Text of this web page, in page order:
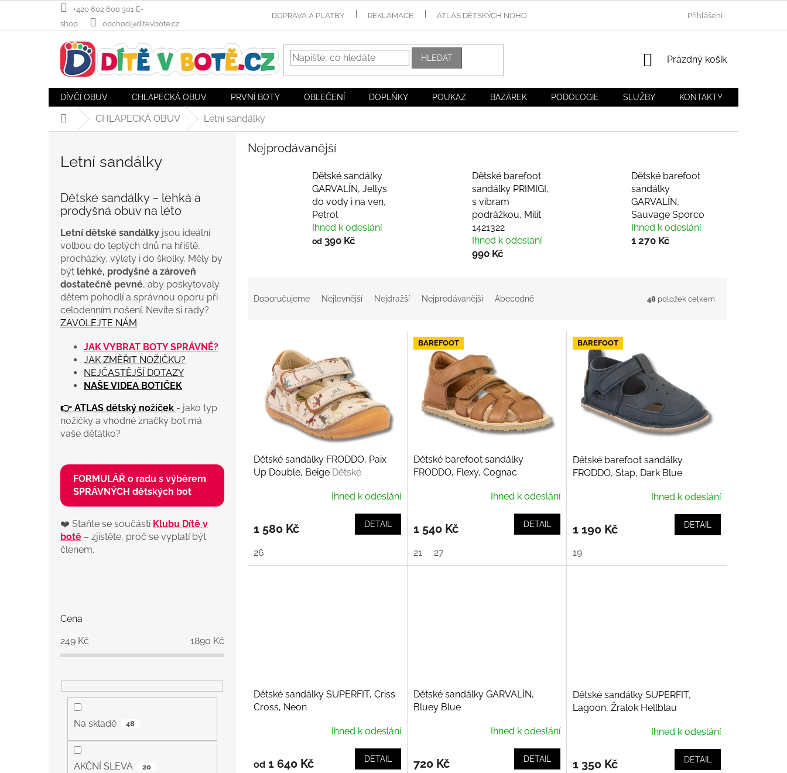
obsah
+420 602 600 301 E-
shop
obchod@ditevbote.cz
DOPRAVA A PLATBY REKLAMACE ATLAS DĚTSKÝCH NOHOU NEJČASTĚJŠÍ DOTAZY (FAQ)
Přihlášení
HLEDAT
NÁKUPNÍ
Prázdný košík
DÍVČÍ OBUV CHLAPECKÁ OBUV PRVNÍ BOTY OBLEČENÍ DOPLŇKY POUKAZ BAZÁREK PODOLOGIE SLUŽBY KONTAKTY
DomůCHLAPECKÁ OBUV Letní sandálky
Letní sandálky
Dětské sandálky – lehká a
prodyšná obuv na léto
Letní dětské sandálky jsou ideální
volbou do teplých dnů na hřiště,
procházky, výlety i do školky. Měly by
být lehké, prodyšné a zároveň
dostatečně pevné, aby poskytovaly
dětem pohodlí a správnou oporu při
celodenním nošení. Nevíte si rady?
ZAVOLEJTE NÁM.
JAK VYBRAT BOTY SPRÁVNĚ?
JAK ZMĚŘIT NOŽIČKU?
NEJČASTĚJŠÍ DOTAZY
NAŠE VIDEA BOTIČEK
👉 ATLAS dětský nožiček - jako typ
nožičky a vhodné značky bot má
vaše děťátko?
FORMULÁŘ o radu s výběrem
SPRÁVNÝCH dětských bot
❤️ Staňte se součástí Klubu Dítě v
botě – zjistěte, proč se vyplatí být
členem.
Cena
249 Kč 1890 Kč
Na skladě 48
AKČNÍ SLEVA 20
Nejprodávanější
Dětské sandálky
GARVALÍN, Jellys
do vody i na ven,
Petrol
Ihned k odeslání
od 390 Kč
Dětské barefoot
sandálky PRIMIGI,
s vibram
podrážkou, Milit
1421322
Ihned k odeslání
990 Kč
Dětské barefoot
sandálky
GARVALÍN,
Sauvage Sporco
Ihned k odeslání
1 270 Kč
Doporučujeme Nejlevnější Nejdražší Nejprodávanější Abecedně 48 položek celkem
Dětské sandálky FRODDO, Paix
Up Double, Beige Dětské
Ihned k odeslání
1 580 Kč DETAIL
26
BAREFOOT
Dětské barefoot sandálky
FRODDO, Flexy, Cognac
Ihned k odeslání
1 540 Kč DETAIL
21 27
BAREFOOT
Dětské barefoot sandálky
FRODDO, Stap, Dark Blue
Ihned k odeslání
1 190 Kč DETAIL
19
Dětské sandálky SUPERFIT, Criss
Cross, Neon
Ihned k odeslání
od 1 640 Kč DETAIL
Dětské sandálky GARVALÍN,
Bluey Blue
Ihned k odeslání
720 Kč DETAIL
Dětské sandálky SUPERFIT,
Lagoon, Žralok Hellblau
Ihned k odeslání
1 350 Kč DETAIL